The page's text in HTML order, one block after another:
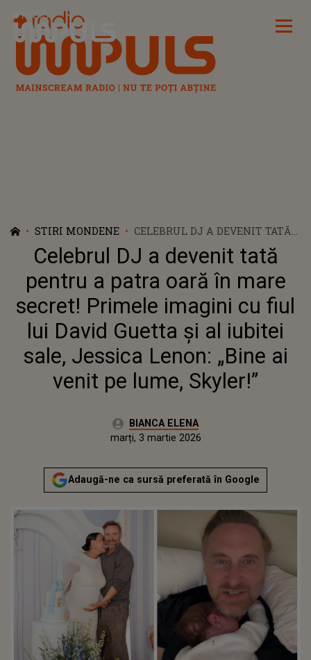
Radio Impuls
STIRI MONDENE
CELEBRUL DJ A DEVENIT TATĂ
PENTRU A PATRA OARĂ ÎN
MARE SECRET! PRIMELE
IMAGINI CU FIUL LUI DAVID
GUETTA ȘI AL IUBITEI SALE,
JESSICA LENON: „BINE AI VENIT
PE LUME, SKYLER!”
Celebrul DJ a devenit tată
pentru a patra oară în mare
secret! Primele imagini cu fiul
lui David Guetta și al iubitei
sale, Jessica Lenon: „Bine ai
venit pe lume, Skyler!”
Autor:BIANCA ELENA
Actualizat:
marți, 3 martie 2026
Adaugă-ne ca sursă preferată în Google